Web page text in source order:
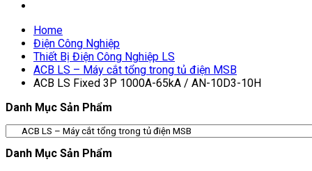
Home
Điện Công Nghiệp
Thiết Bị Điện Công Nghiệp LS
ACB LS – Máy cắt tổng trong tủ điện MSB
ACB LS Fixed 3P 1000A-65kA / AN-10D3-10H
Danh Mục Sản Phẩm
Danh Mục Sản Phẩm